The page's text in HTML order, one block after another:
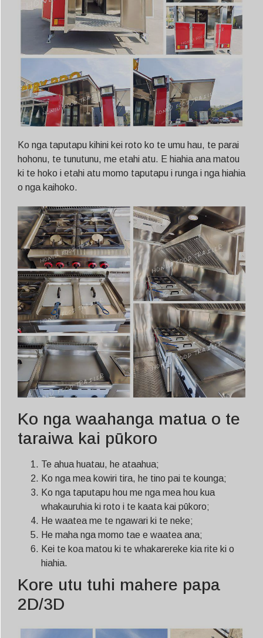
Ko nga taputapu kihini kei roto ko te umu hau, te parai
hohonu, te tunutunu, me etahi atu. E hiahia ana matou
ki te hoko i etahi atu momo taputapu i runga i nga hiahia
o nga kaihoko.
Ko nga waahanga matua o te
taraiwa kai pūkoro
Te ahua huatau, he ataahua;
Ko nga mea kowiri tira, he tino pai te kounga;
Ko nga taputapu hou me nga mea hou kua
whakauruhia ki roto i te kaata kai pūkoro;
He waatea me te ngawari ki te neke;
He maha nga momo tae e waatea ana;
Kei te koa matou ki te whakarereke kia rite ki o
hiahia.
Kore utu tuhi mahere papa
2D/3D